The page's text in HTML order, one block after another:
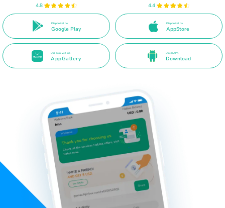
4.8
Disponível no
Google Play
4.4
Disponível na
AppStore
Disponível na
AppGallery
Direct APK
Download